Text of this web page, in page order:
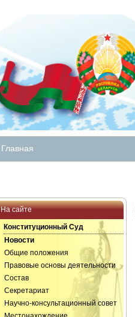
Главная
На сайте
Конституционный Суд
Новости
Общие положения
Правовые основы деятельности
Состав
Секретариат
Научно-консультационный совет